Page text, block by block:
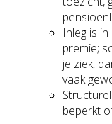
Inleg is
premie;
je ziek,
vaak
beperkt